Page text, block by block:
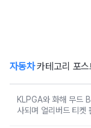
자동차카테고리 포스
KLPGA와 화해 무드
사되며 얼리버드 티켓